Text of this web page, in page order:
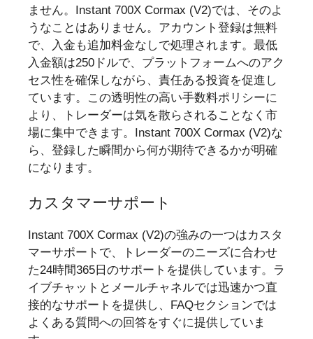
ません。Instant 700X Cormax (V2)では、そのよ
うなことはありません。アカウント登録は無料
で、入金も追加料金なしで処理されます。最低
入金額は250ドルで、プラットフォームへのアク
セス性を確保しながら、責任ある投資を促進し
ています。この透明性の高い手数料ポリシーに
より、トレーダーは気を散らされることなく市
場に集中できます。Instant 700X Cormax (V2)な
ら、登録した瞬間から何が期待できるかが明確
になります。
カスタマーサポート
Instant 700X Cormax (V2)の強みの一つはカスタ
マーサポートで、トレーダーのニーズに合わせ
た24時間365日のサポートを提供しています。ラ
イブチャットとメールチャネルでは迅速かつ直
接的なサポートを提供し、FAQセクションでは
よくある質問への回答をすぐに提供していま